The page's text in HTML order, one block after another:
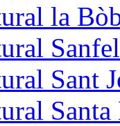
la
Sant